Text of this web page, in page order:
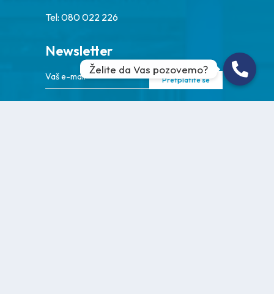
Tel: 080 022 226
Newsletter
Pretplatite se
Želite da Vas pozovemo?